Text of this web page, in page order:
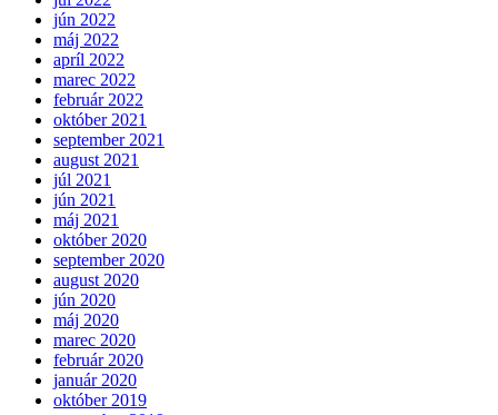
jún 2022
máj 2022
apríl 2022
marec 2022
február 2022
október 2021
september 2021
august 2021
júl 2021
jún 2021
máj 2021
október 2020
september 2020
august 2020
jún 2020
máj 2020
marec 2020
február 2020
január 2020
október 2019